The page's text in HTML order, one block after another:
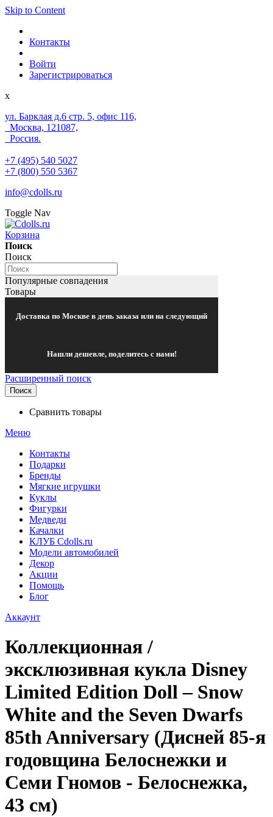
Skip to Content
Контакты
Войти
Зарегистрироваться
x
ул. Барклая д.6 стр. 5, офис 116,
Москва, 121087,
Россия.
+7 (495) 540 5027
+7 (800) 550 5367
info@cdolls.ru
Toggle Nav
Корзина
Поиск
Поиск
Популярные совпадения
Товары
Доставка по Москве в день заказа или на следующий
Нашли дешевле, поделитесь с нами!
Расширенный поиск
Поиск
Сравнить товары
Меню
Контакты
Подарки
Бренды
Мягкие игрушки
Куклы
Фигурки
Медведи
Качалки
КЛУБ Cdolls.ru
Модели автомобилей
Декор
Акции
Помощь
Блог
Аккаунт
Коллекционная /
эксклюзивная кукла Disney
Limited Edition Doll – Snow
White and the Seven Dwarfs
85th Anniversary (Дисней 85-я
годовщина Белоснежки и
Семи Гномов - Белоснежка,
43 см)